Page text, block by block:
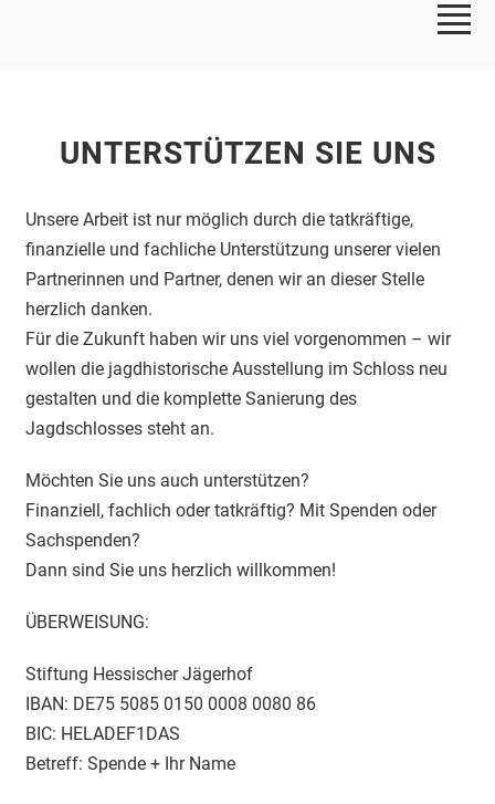
UNTERSTÜTZEN SIE UNS
Unsere Arbeit ist nur möglich durch die tatkräftige,
finanzielle und fachliche Unterstützung unserer vielen
Partnerinnen und Partner, denen wir an dieser Stelle
herzlich danken.
Für die Zukunft haben wir uns viel vorgenommen – wir
wollen die jagdhistorische Ausstellung im Schloss neu
gestalten und die komplette Sanierung des
Jagdschlosses steht an.
Möchten Sie uns auch unterstützen?
Finanziell, fachlich oder tatkräftig? Mit Spenden oder
Sachspenden?
Dann sind Sie uns herzlich willkommen!
ÜBERWEISUNG:
Stiftung Hessischer Jägerhof
IBAN: DE75 5085 0150 0008 0080 86
BIC: HELADEF1DAS
Betreff: Spende + Ihr Name